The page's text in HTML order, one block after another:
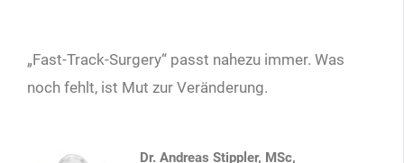
„Fast-Track-Surgery“ passt nahezu immer. Was
noch fehlt, ist Mut zur Veränderung.
Dr. Andreas Stippler, MSc,